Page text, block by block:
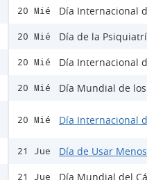
20 Mié Día Internacional
20 Mié Día de la
20 Mié Día Internacional
20 Mié Día Mundial de
20 Mié Día Internacional
21 Jue Día de Usar
21 Jue Día Mundial del